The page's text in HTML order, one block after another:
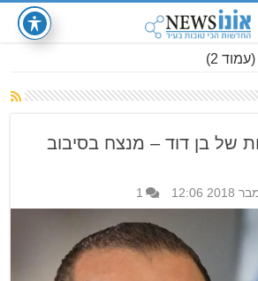
(עמוד 2)
של בן דוד – מנצח בסיבוב
1